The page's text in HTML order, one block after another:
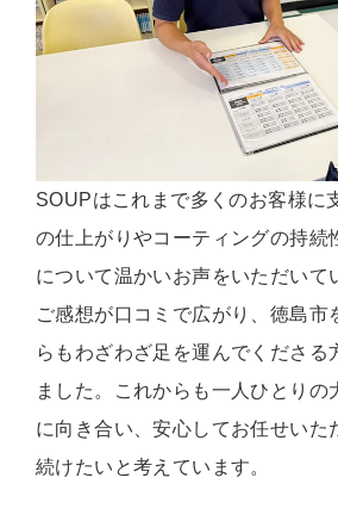
SOUPはこれまで多くのお客様に
の仕上がりやコーティングの持続
について温かいお声をいただいて
ご感想が口コミで広がり、徳島市
らもわざわざ足を運んでくださる
ました。これからも一人ひとりの
に向き合い、安心してお任せいた
続けたいと考えています。